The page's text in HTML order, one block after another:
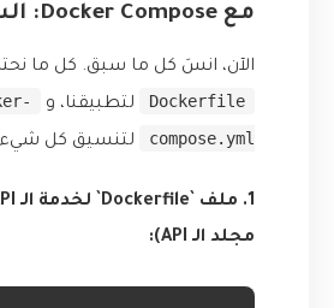
مع Docker Compose: السحر
الآن، انسَ كل ما سبق. كل ما
Dockerfile
لتطبيقنا، و
compose.yml
لتنسيق كل
مجلد الـ API):